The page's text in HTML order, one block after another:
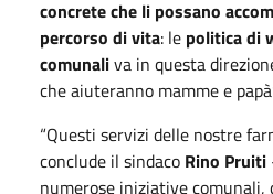
concrete che li possano
percorso di vita: le politica di
comunaliva in questa
che aiuteranno mamme e
“Questi servizi delle nostre
conclude il sindaco Rino Pruiti
numerose iniziative comunali,